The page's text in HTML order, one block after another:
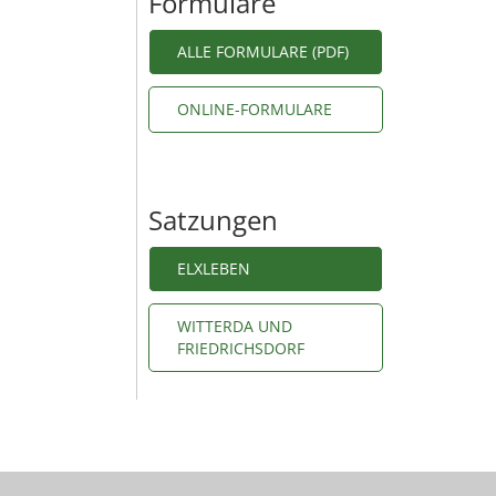
ALLE FORMULARE (PDF)
ONLINE-FORMULARE
Satzungen
ELXLEBEN
WITTERDA UND
FRIEDRICHSDORF